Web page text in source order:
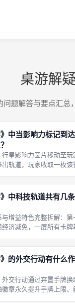
桌游解疑
题解答与要点汇总
》中当影响力标记到
行星影响力圆片移动至
轨道，玩家收取一枚
至轨道中央，继续拉
一，边界判定标准，圆片
》中科技轨道共有几
与增益特色完整拆解：
济减免，一层所有卡牌
叠免费引擎、高频拉
强化单行星拉扯效率
》的外交行动有什么
外交行动通过弃置手牌
章永久提升手牌上限、